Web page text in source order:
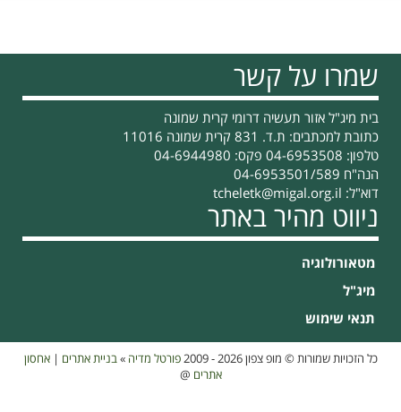
שמרו על קשר
בית מיג"ל אזור תעשיה דרומי קרית שמונה
כתובת למכתבים: ת.ד. 831 קרית שמונה 11016
טלפון: 04-6953508 פקס: 04-6944980
הנה"ח 04-6953501/589
דוא"ל: tcheletk@migal.org.il
ניווט מהיר באתר
מטאורולוגיה
מיג"ל
תנאי שימוש
כל הזכויות שמורות © מופ צפון 2026 - 2009 פורטל מדיה »בניית אתרים |אחסון
אתרים @